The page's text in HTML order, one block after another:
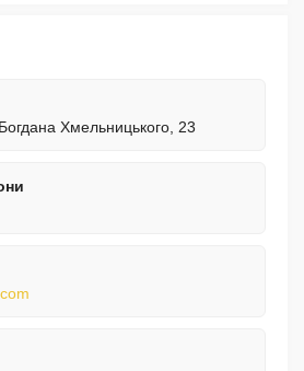
Хмельницького, 23